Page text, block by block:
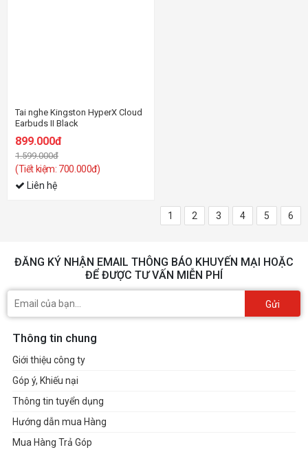
Tai nghe Kingston HyperX Cloud
Earbuds II Black
899.000đ
1.599.000đ
(Tiết kiệm: 700.000đ)
Liên hệ
1 2 3 4 5 6
ĐĂNG KÝ NHẬN EMAIL THÔNG BÁO KHUYẾN MẠI HOẶC
ĐỂ ĐƯỢC TƯ VẤN MIỄN PHÍ
Gửi
Thông tin chung
Giới thiệu công ty
Góp ý, Khiếu nại
Thông tin tuyển dụng
Hướng dẫn mua Hàng
Mua Hàng Trả Góp